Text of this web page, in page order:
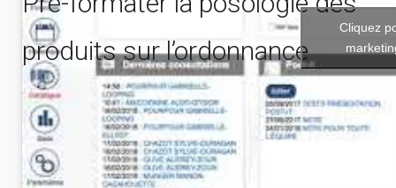
produits sur l’ordonnance
Cliquez